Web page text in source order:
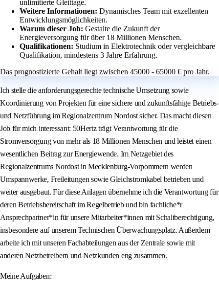
unlimitierte Gleittage.
Weitere Informationen: Dynamisches Team mit exzellenten
Entwicklungsmöglichkeiten.
Warum dieser Job: Gestalte die Zukunft der
Energieversorgung für über 18 Millionen Menschen.
Qualifikationen: Studium in Elektrotechnik oder vergleichbare
Qualifikation, mindestens 3 Jahre Erfahrung.
Das prognostizierte Gehalt liegt zwischen 45000 - 65000 € pro Jahr.
Ich stelle die anforderungsgerechte technische Umsetzung sowie
Koordinierung von Projekten für eine sichere und zukunftsfähige Betriebs-
und Netzführung im Regionalzentrum Nordost sicher. Das macht diesen
Job für mich interessant: 50Hertz trägt Verantwortung für die
Stromversorgung von mehr als 18 Millionen Menschen und leistet einen
wesentlichen Beitrag zur Energiewende. Im Netzgebiet des
Regionalzentrums Nordost in Mecklenburg-Vorpommern werden
Umspannwerke, Freileitungen sowie Gleichstromkabel betrieben und
weiter ausgebaut. Für diese Anlagen übernehme ich die Verantwortung für
deren Betriebsbereitschaft im Regelbetrieb und bin fachliche*r
Ansprechpartner*in für unsere Mitarbeiter*innen mit Schaltberechtigung,
insbesondere auf unserem Technischen Überwachungsplatz. Außerdem
arbeite ich mit unseren Fachabteilungen aus der Zentrale sowie mit
anderen Netzbetreibern und Netzkunden eng zusammen.
Meine Aufgaben: